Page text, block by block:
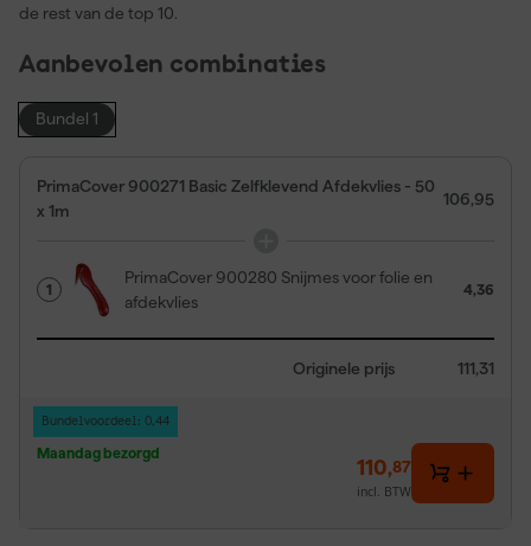
de rest van de top 10.
Aanbevolen combinaties
Bundel 1
PrimaCover 900271 Basic Zelfklevend Afdekvlies - 50
x 1m
106,95
1
PrimaCover 900280 Snijmes voor folie en
afdekvlies
4,36
Originele prijs 111,31
Bundelvoordeel: 0,44
Maandag bezorgd
110,87
incl. BTW